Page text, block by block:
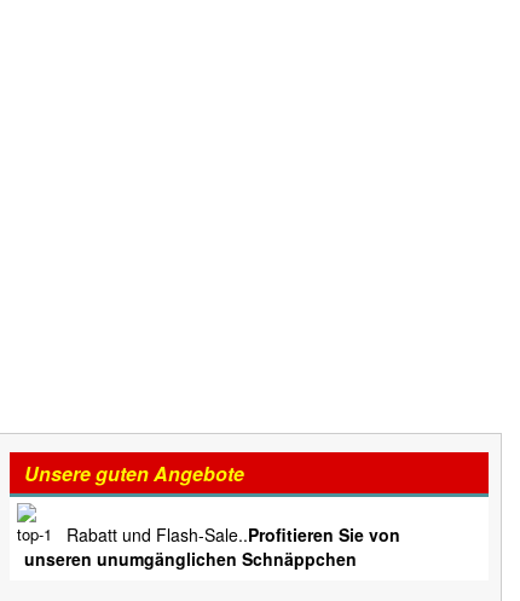
Unsere guten Angebote
Rabatt und Flash-Sale..Profitieren Sie von
unseren unumgänglichen Schnäppchen